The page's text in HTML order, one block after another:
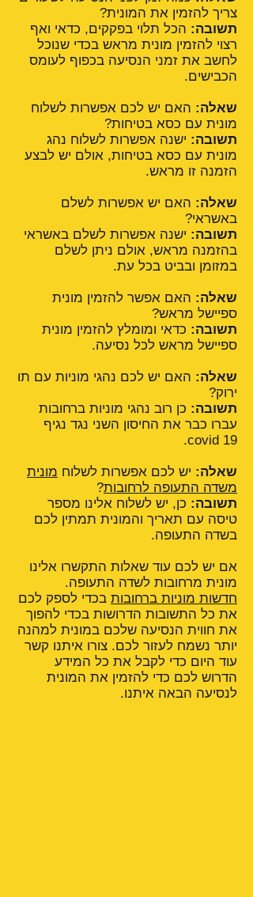
צריך להזמין את המונית?
תשובה: הכל תלוי בפקקים, כדאי ואף
רצוי להזמין מונית מראש בכדי שנוכל
לחשב את זמני הנסיעה בכפוף לעומס
הכבישים.
שאלה: האם יש לכם אפשרות לשלוח
מונית עם כסא בטיחות?
תשובה: ישנה אפשרות לשלוח נהג
מונית עם כסא בטיחות, אולם יש לבצע
הזמנה זו מראש.
שאלה: האם יש אפשרות לשלם
באשראי?
תשובה: ישנה אפשרות לשלם באשראי
בהזמנה מראש, אולם ניתן לשלם
במזומן ובביט בכל עת.
שאלה: האם אפשר להזמין מונית
ספיישל מראש?
תשובה: כדאי ומומלץ להזמין מונית
ספיישל מראש לכל נסיעה.
שאלה: האם יש לכם נהגי מוניות עם תו
ירוק?
תשובה: כן רוב נהגי מוניות ברחובות
עברו כבר את החיסון השני נגד נגיף
covid 19.
שאלה: יש לכם אפשרות לשלוח מונית
משדה התעופה לרחובות?
תשובה: כן, יש לשלוח אלינו מספר
טיסה עם תאריך והמונית תמתין לכם
בשדה התעופה.
אם יש לכם עוד שאלות התקשרו אלינו
מונית מרחובות לשדה התעופה.
חדשות מוניות ברחובות בכדי לספק לכם
את כל התשובות הדרושות בכדי להפוך
את חווית הנסיעה שלכם במונית למהנה
יותר נשמח לעזור לכם. צורו איתנו קשר
עוד היום כדי לקבל את כל המידע
הדרוש לכם כדי להזמין את המונית
לנסיעה הבאה איתנו.